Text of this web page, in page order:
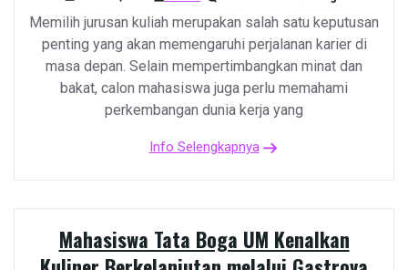
Memilih jurusan kuliah merupakan salah satu keputusan
penting yang akan memengaruhi perjalanan karier di
masa depan. Selain mempertimbangkan minat dan
bakat, calon mahasiswa juga perlu memahami
perkembangan dunia kerja yang
Info Selengkapnya
Mahasiswa Tata Boga UM Kenalkan